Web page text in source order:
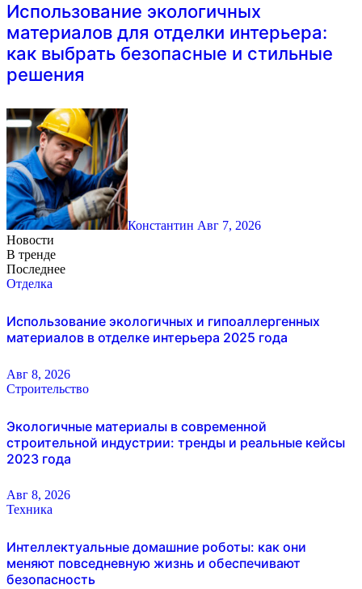
Использование экологичных
материалов для отделки интерьера:
как выбрать безопасные и стильные
решения
Константин Авг 7, 2026
Новости
В тренде
Последнее
Отделка
Использование экологичных и гипоаллергенных
материалов в отделке интерьера 2025 года
Авг 8, 2026
Строительство
Экологичные материалы в современной
строительной индустрии: тренды и реальные кейсы
2023 года
Авг 8, 2026
Техника
Интеллектуальные домашние роботы: как они
меняют повседневную жизнь и обеспечивают
безопасность